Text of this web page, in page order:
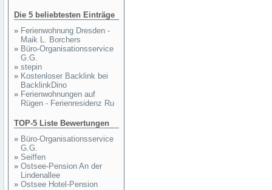
Die 5 beliebtesten Einträge
» Ferienwohnung Dresden -
Maik L. Borchers
» Büro-Organisationsservice
G.G.
» stepin
» Kostenloser Backlink bei
BacklinkDino
» Ferienwohnungen auf
Rügen - Ferienresidenz Ru
TOP-5 Liste Bewertungen
» Büro-Organisationsservice
G.G.
» Seiffen
» Ostsee-Pension An der
Lindenallee
» Ostsee Hotel-Pension